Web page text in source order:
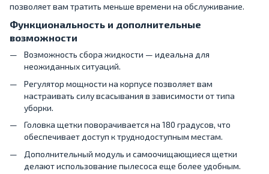
позволяет вам тратить меньше времени на обслуживание.
Функциональность и дополнительные
возможности
Возможность сбора жидкости — идеальна для
неожиданных ситуаций.
Регулятор мощности на корпусе позволяет вам
настраивать силу всасывания в зависимости от типа
уборки.
Головка щетки поворачивается на 180 градусов, что
обеспечивает доступ к труднодоступным местам.
Дополнительный модуль и самоочищающиеся щетки
делают использование пылесоса еще более удобным.